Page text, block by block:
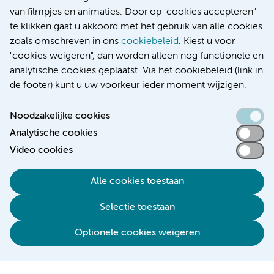
van filmpjes en animaties. Door op "cookies accepteren"
te klikken gaat u akkoord met het gebruik van alle cookies
zoals omschreven in ons cookiebeleid. Kiest u voor
"cookies weigeren", dan worden alleen nog functionele en
analytische cookies geplaatst. Via het cookiebeleid (link in
de footer) kunt u uw voorkeur ieder moment wijzigen.
Noodzakelijke cookies
Analytische cookies
Video cookies
Alle cookies toestaan
Selectie toestaan
Optionele cookies weigeren
Educatie locatie VUmc
Verwijzen & diagnostiek
Toegankelijkheidsverklaring
Responsible disclosure